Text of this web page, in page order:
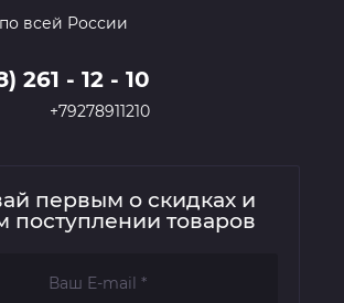
261 - 12 - 10
+79278911210
всей России
первым о скидках и
поступлении товаров